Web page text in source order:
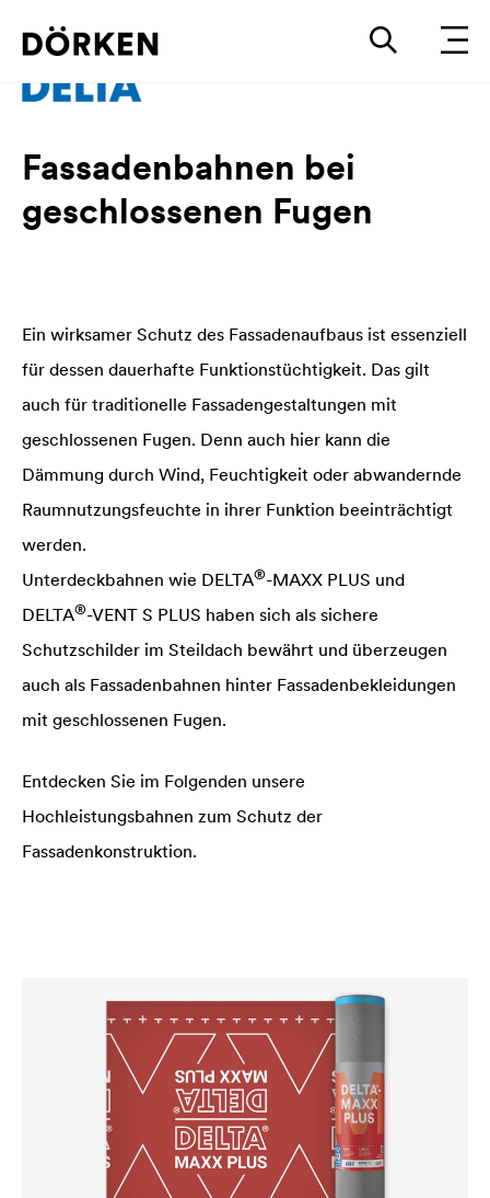
Fassadenbahnen bei
geschlossenen Fugen
Ein wirksamer Schutz des Fassadenaufbaus ist essenziell
für dessen dauerhafte Funktionstüchtigkeit. Das gilt
auch für traditionelle Fassadengestaltungen mit
geschlossenen Fugen. Denn auch hier kann die
Dämmung durch Wind, Feuchtigkeit oder abwandernde
Raumnutzungsfeuchte in ihrer Funktion beeinträchtigt
werden.
Unterdeckbahnen wie DELTA®-MAXX PLUS und
DELTA®-VENT S PLUS haben sich als sichere
Schutzschilder im Steildach bewährt und überzeugen
auch als Fassadenbahnen hinter Fassadenbekleidungen
mit geschlossenen Fugen.
Entdecken Sie im Folgenden unsere
Hochleistungsbahnen zum Schutz der
Fassadenkonstruktion.